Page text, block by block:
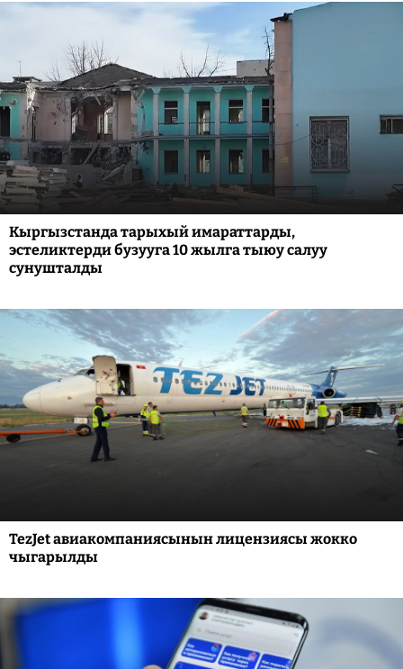
Кыргызстанда тарыхый имараттарды,
эстеликтерди бузууга 10 жылга тыюу салуу
сунушталды
TezJet авиакомпаниясынын лицензиясы жокко
чыгарылды